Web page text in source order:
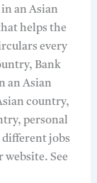
an Asian
helps the
every
Bank
an Asian
country,
personal
different jobs
website. See